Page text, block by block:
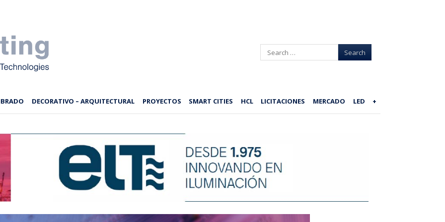
Search
DECORATIVO – ARQUITECTURAL PROYECTOS SMART CITIES HCL LICITACIONES MERCADO LED +